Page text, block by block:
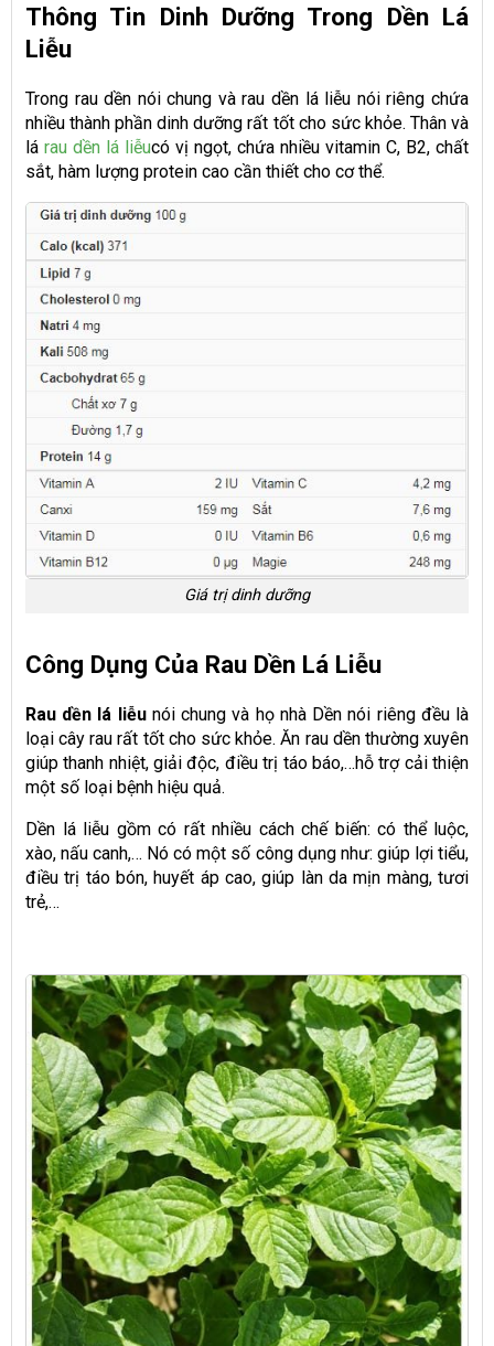
Thông Tin Dinh Dưỡng Trong Dền Lá
Liễu
Trong rau dền nói chung và rau dền lá liễu nói riêng chứa
nhiều thành phần dinh dưỡng rất tốt cho sức khỏe. Thân và
lá rau dền lá liễucó vị ngọt, chứa nhiều vitamin C, B2, chất
sắt, hàm lượng protein cao cần thiết cho cơ thể.
Giá trị dinh dưỡng
Công Dụng Của Rau Dền Lá Liễu
Rau dền lá liễunói chung và họ nhà Dền nói riêng đều là
loại cây rau rất tốt cho sức khỏe. Ăn rau dền thường xuyên
giúp thanh nhiệt, giải độc, điều trị táo báo,…hỗ trợ cải thiện
một số loại bệnh hiệu quả.
Dền lá liễu gồm có rất nhiều cách chế biến: có thể luộc,
xào, nấu canh,… Nó có một số công dụng như: giúp lợi tiểu,
điều trị táo bón, huyết áp cao, giúp làn da mịn màng, tươi
trẻ,…